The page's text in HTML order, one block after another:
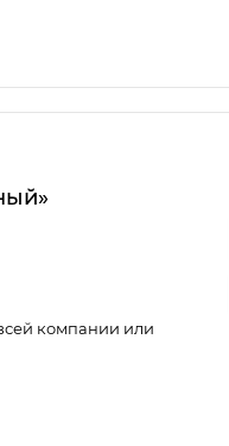
компании или